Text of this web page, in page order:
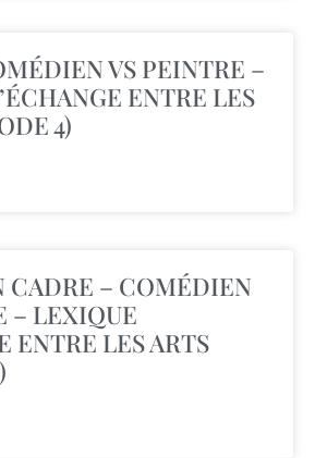
VS PEINTRE –
ENTRE LES
4)
CADRE – COMÉDIEN
– LEXIQUE
ENTRE LES ARTS